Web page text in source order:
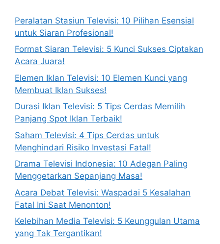
Peralatan Stasiun Televisi: 10 Pilihan Esensial
untuk Siaran Profesional!
Format Siaran Televisi: 5 Kunci Sukses Ciptakan
Acara Juara!
Elemen Iklan Televisi: 10 Elemen Kunci yang
Membuat Iklan Sukses!
Durasi Iklan Televisi: 5 Tips Cerdas Memilih
Panjang Spot Iklan Terbaik!
Saham Televisi: 4 Tips Cerdas untuk
Menghindari Risiko Investasi Fatal!
Drama Televisi Indonesia: 10 Adegan Paling
Menggetarkan Sepanjang Masa!
Acara Debat Televisi: Waspadai 5 Kesalahan
Fatal Ini Saat Menonton!
Kelebihan Media Televisi: 5 Keunggulan Utama
yang Tak Tergantikan!